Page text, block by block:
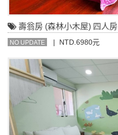
壽翁房 (森林小木屋) 四人房
NO UPDATE | NTD.6980元